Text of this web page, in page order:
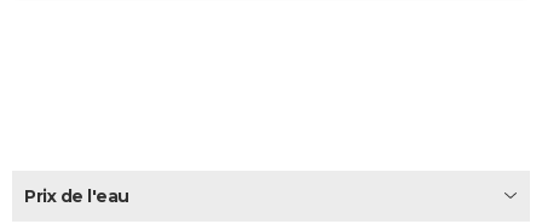
Prix de l'eau